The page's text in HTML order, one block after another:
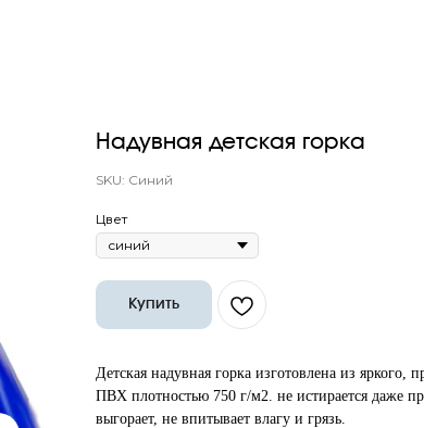
Надувная детская горка
SKU: Синий
Цвет
Купить
Детская надувная горка изготовлена из яркого,
ПВХ плотностью 750 г/м2. не истирается даже
выгорает, не впитывает влагу и грязь.